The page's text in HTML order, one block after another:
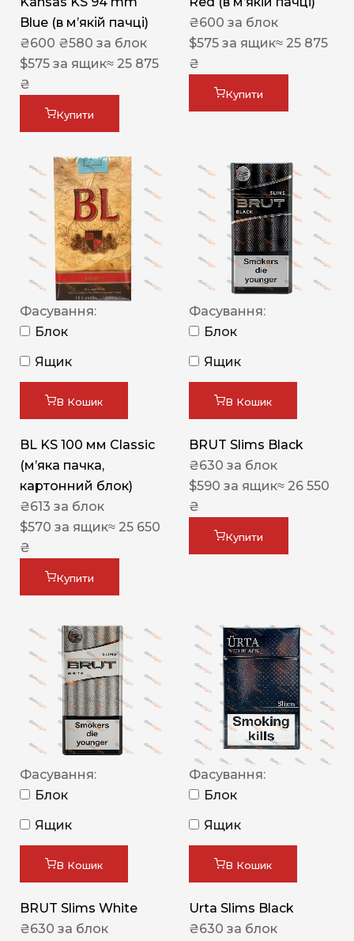
Blue (в мʼякій пачці)
₴600 ₴580 за блок
$575 за ящик≈ 25 875
₴
Купити
₴600 за блок
$575 за ящик≈ 25 875
₴
Купити
Фасування:
Блок
Ящик
В Кошик
BL KS 100 мм Classic
(м’яка пачка,
картонний блок)
₴613 за блок
$570 за ящик≈ 25 650
₴
Купити
Фасування:
Блок
Ящик
В Кошик
BRUT Slims Black
₴630 за блок
$590 за ящик≈ 26 550
₴
Купити
Фасування:
Блок
Ящик
В Кошик
BRUT Slims White
₴630 за блок
Фасування:
Блок
Ящик
В Кошик
Urta Slims Black
₴630 за блок